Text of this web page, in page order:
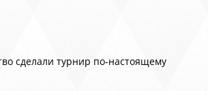
сделали турнир по‑настоящему